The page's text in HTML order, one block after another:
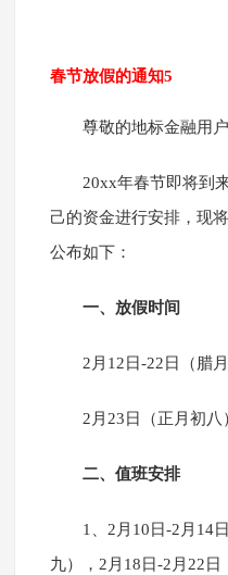
春节放假的通知5
尊敬的地标金融用户
20xx年春节即将到
己的资金进行安排，现
公布如下：
一、放假时间
2月12日-22日（腊
2月23日（正月初八
二、值班安排
1、2月10日-2月14
九），2月18日-2月22